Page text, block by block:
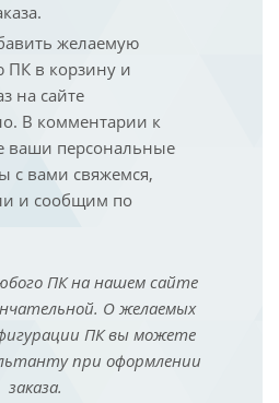
желаемую
ПК в корзину и
на сайте
В комментарии к
ваши персональные
с вами свяжемся,
и сообщим по
ПК на нашем сайте
О желаемых
ПК вы можете
при оформлении
заказа.